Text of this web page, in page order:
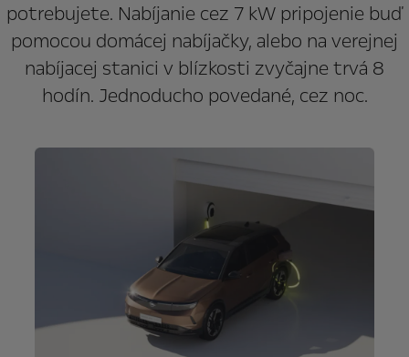
potrebujete. Nabíjanie cez 7 kW pripojenie buď
pomocou domácej nabíjačky, alebo na verejnej
nabíjacej stanici v blízkosti zvyčajne trvá 8
hodín. Jednoducho povedané, cez noc.